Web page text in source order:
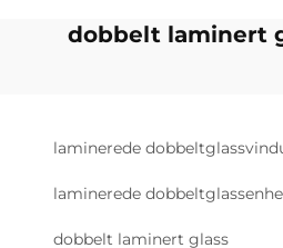
dobbelt laminert
laminerede
laminerede
dobbelt laminert glass